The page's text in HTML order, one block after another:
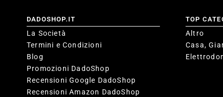
DADOSHOP.IT
La Società
Termini e Condizioni
Blog
Promozioni DadoShop
Recensioni Google DadoShop
Recensioni Amazon DadoShop
TOP
Altro
Casa,